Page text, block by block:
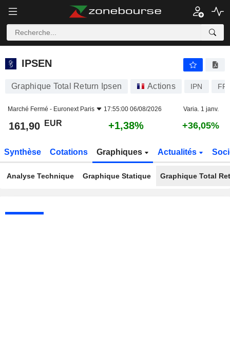
IPSEN
IPSEN
Graphique Total Return Ipsen Actions IPN
Marché Fermé - Euronext Paris 17:55:00 06/08/2026 Varia. 1 janv.
161,90 EUR +1,38% +36,05%
Synthèse Cotations Graphiques Actualités
Analyse Technique Graphique Statique Graphique Total